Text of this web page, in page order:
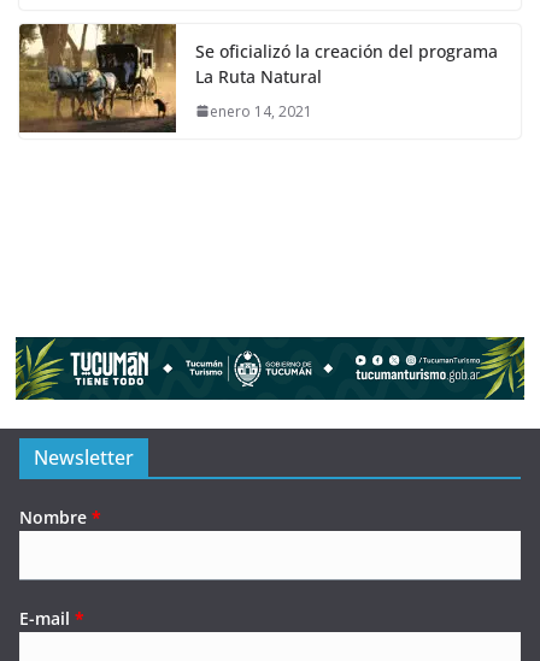
Se oficializó la creación del programa
La Ruta Natural
enero 14, 2021
Newsletter
Nombre *
E-mail *